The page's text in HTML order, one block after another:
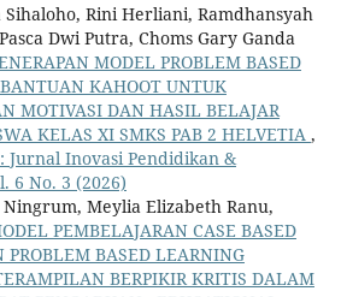
Rini Herliani, Ramdhansyah
Dwi Putra, Choms Gary Ganda
MODEL PROBLEM BASED
KAHOOT UNTUK
MOTIVASI DAN HASIL BELAJAR
KELAS XI SMKS PAB 2 HELVETIA ,
Jurnal Inovasi Pendidikan &
6 No. 3 (2026)
Meylia Elizabeth Ranu,
PEMBELAJARAN CASE BASED
BASED LEARNING
BERPIKIR KRITIS DALAM